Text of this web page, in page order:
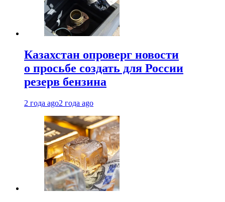
Казахстан опроверг новости
о просьбе создать для России
резерв бензина
2 года ago2 года ago